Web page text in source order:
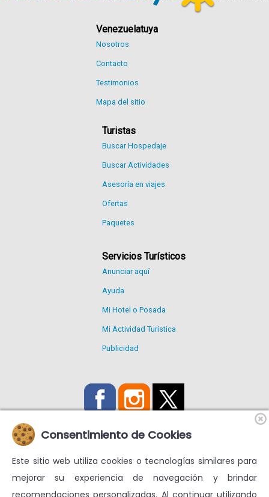
Venezuelatuya
Nosotros
Contacto
Testimonios
Mapa del sitio
Turistas
Buscar Hospedaje
Buscar Actividades
Asesoría en viajes
Ofertas
Paquetes
Servicios Turísticos
Anunciar aquí
Ayuda
Mi Hotel o Posada
Mi Actividad Turística
Publicidad
Utilizamos Cookies propias y de terceros para mejorar nuestros
servicios y mostrarte publicidad relacionada con tus
Consentimiento de Cookies
Este sitio web utiliza cookies o tecnologías similares para
mejorar su experiencia de navegación y brindar
recomendaciones personalizadas. Al continuar utilizando